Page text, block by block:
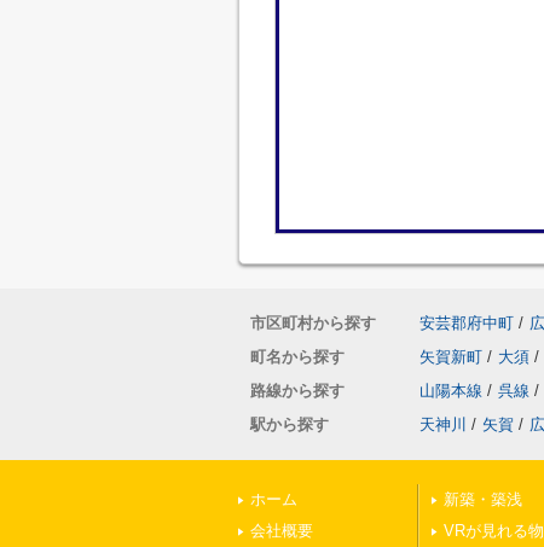
市区町村から探す 安芸郡府中町 /
町名から探す
矢賀新町 / 大須 /
路線から探す
山陽本線 / 呉線 /
駅から探す
天神川 / 矢賀 /
ホーム
会社概要
新築・築浅
VRが見れる